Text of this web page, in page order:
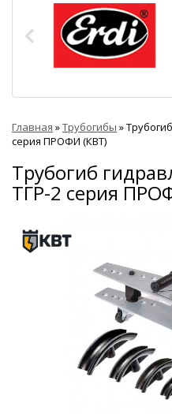
Главная »Трубогибы »
серия ПРОФИ (КВТ)
Трубогиб
ТГР-2 серия